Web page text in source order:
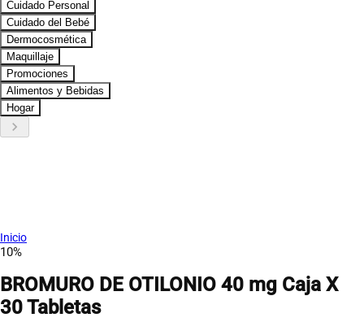
Cuidado Personal
Cuidado del Bebé
Dermocosmética
Maquillaje
Promociones
Alimentos y Bebidas
Hogar
keyboard_arrow_right
Inicio
10%
BROMURO DE OTILONIO 40 mg Caja X
30 Tabletas